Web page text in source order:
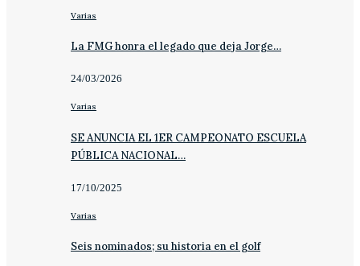
Varias
La FMG honra el legado que deja Jorge…
24/03/2026
Varias
SE ANUNCIA EL 1ER CAMPEONATO ESCUELA
PÚBLICA NACIONAL…
17/10/2025
Varias
Seis nominados; su historia en el golf